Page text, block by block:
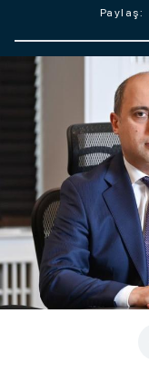
Paylaş: